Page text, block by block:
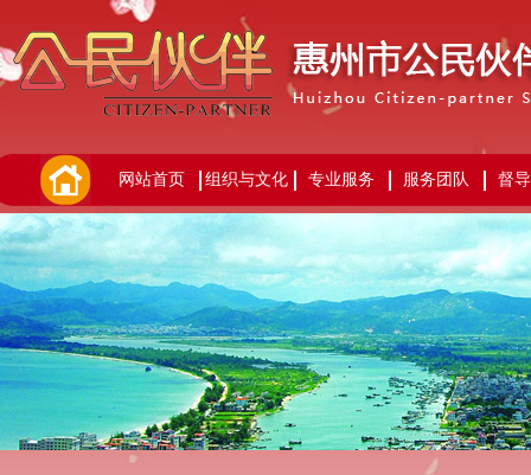
网站首页 组织与文化 专业服务 服务团队 督